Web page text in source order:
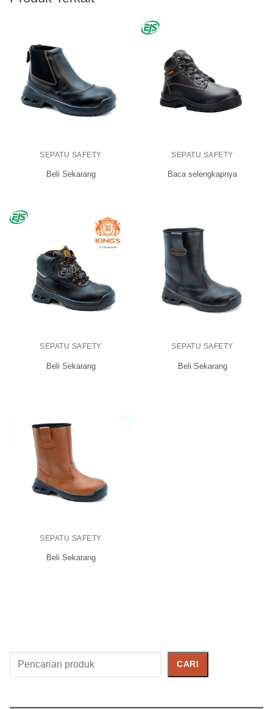
SEPATU SAFETY
Beli Sekarang
SEPATU SAFETY
Baca selengkapnya
SEPATU SAFETY
Beli Sekarang
SEPATU SAFETY
Beli Sekarang
SEPATU SAFETY
Beli Sekarang
Cari
Produk
CARI